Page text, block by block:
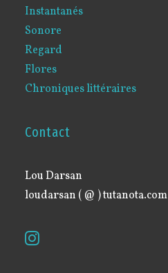
Instantanés
Sonore
Regard
Flores
Chroniques littéraires
Contact
Lou Darsan
loudarsan ( @ ) tutanota.com